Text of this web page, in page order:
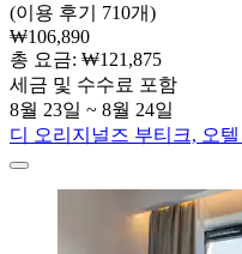
(이용 후기 710개)
₩106,890
총 요금: ₩121,875
세금 및 수수료 포함
8월 23일 ~ 8월 24일
디 오리지널즈 부티크, 오